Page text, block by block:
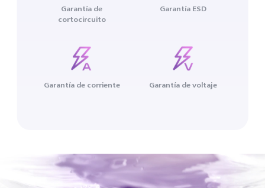
Garantía de
cortocircuito
Garantía ESD
Garantía de corriente Garantía de voltaje